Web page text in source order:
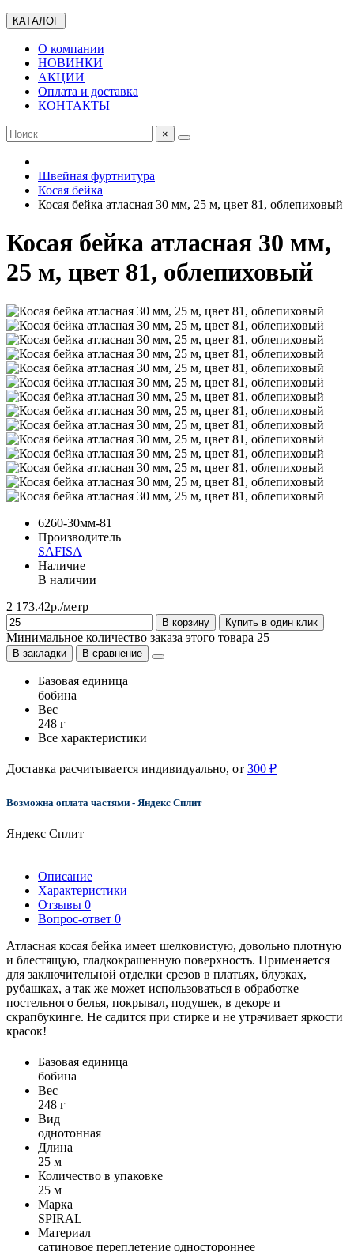
КАТАЛОГ
О компании
НОВИНКИ
АКЦИИ
Оплата и доставка
КОНТАКТЫ
×
Швейная фуртнитура
Косая бейка
Косая бейка атласная 30 мм, 25 м, цвет 81, облепиховый
Косая бейка атласная 30 мм,
25 м, цвет 81, облепиховый
6260-30мм-81
Производитель
SAFISA
Наличие
В наличии
2 173.42р./метр
В корзину Купить в один клик
Минимальное количество заказа этого товара 25
В закладки В сравнение
Базовая единица
бобина
Вес
248 г
Все характеристики
Доставка расчитывается индивидуально, от 300 ₽
Возможна оплата частями - Яндекс Сплит
Яндекс Сплит
Описание
Характеристики
Отзывы 0
Вопрос-ответ 0
Атласная косая бейка имеет шелковистую, довольно плотную
и блестящую, гладкокрашенную поверхность. Применяется
для заключительной отделки срезов в платьях, блузках,
рубашках, а так же может использоваться в обработке
постельного белья, покрывал, подушек, в декоре и
скрапбукинге. Не садится при стирке и не утрачивает яркости
красок!
Базовая единица
бобина
Вес
248 г
Вид
однотонная
Длина
25 м
Количество в упаковке
25 м
Марка
SPIRAL
Материал
сатиновое переплетение одностороннее